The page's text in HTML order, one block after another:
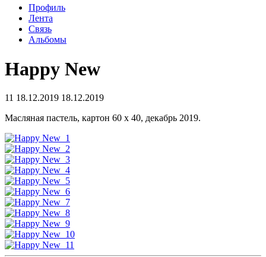
Профиль
Лента
Связь
Альбомы
Happy New
11 18.12.2019 18.12.2019
Масляная пастель, картон 60 х 40, декабрь 2019.